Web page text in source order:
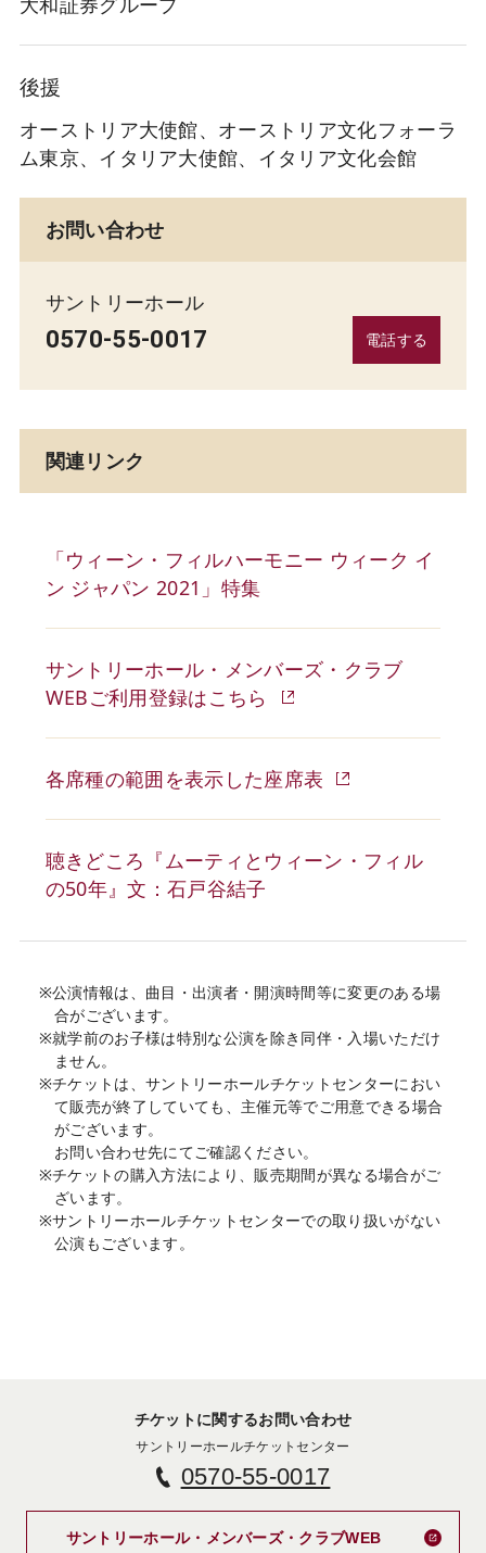
後援
オーストリア大使館、オーストリア文化フォーラ
ム東京、イタリア大使館、イタリア文化会館
お問い合わせ
サントリーホール
0570-55-0017 電話する
関連リンク
「ウィーン・フィルハーモニー ウィーク イ
ン ジャパン 2021」特集
サントリーホール・メンバーズ・クラブ
WEBご利用登録はこちら
各席種の範囲を表示した座席表
聴きどころ『ムーティとウィーン・フィル
の50年』文：石戸谷結子
※公演情報は、曲目・出演者・開演時間等に変更のある場
合がございます。
※就学前のお子様は特別な公演を除き同伴・入場いただけ
ません。
※チケットは、サントリーホールチケットセンターにおい
て販売が終了していても、主催元等でご用意できる場合
がございます。
お問い合わせ先にてご確認ください。
※チケットの購入方法により、販売期間が異なる場合がご
ざいます。
※サントリーホールチケットセンターでの取り扱いがない
公演もございます。
チケットに関するお問い合わせ
サントリーホールチケットセンター
0570-55-0017
サントリーホール・メンバーズ・クラブWEB